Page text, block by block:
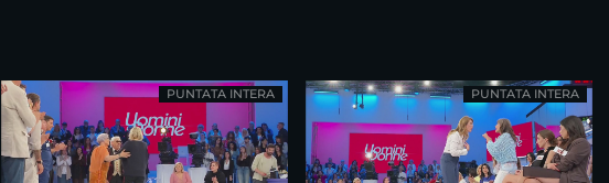
PUNTATA INTERA PUNTATA INTERA